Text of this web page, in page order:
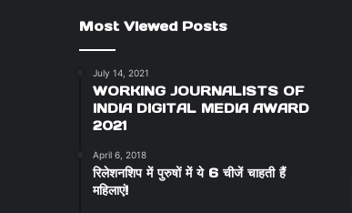
Most Viewed Posts
July 14, 2021
WORKING JOURNALISTS OF
INDIA DIGITAL MEDIA AWARD
2021
April 6, 2018
रिलेशनशिप में पुरुषों में ये 6 चीजें चाहती हैं
महिलाएं!